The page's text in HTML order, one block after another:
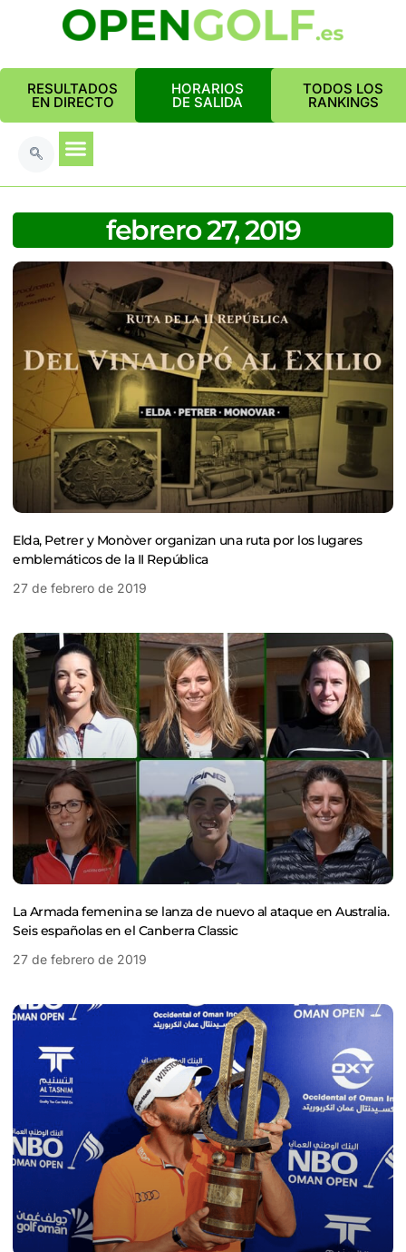
RESULTADOS
EN DIRECTO
HORARIOS
DE SALIDA
TODOS LOS
RANKINGS
febrero 27, 2019
Elda, Petrer y Monòver organizan una ruta por los lugares
emblemáticos de la II República
27 de febrero de 2019
La Armada femenina se lanza de nuevo al ataque en Australia.
Seis españolas en el Canberra Classic
27 de febrero de 2019